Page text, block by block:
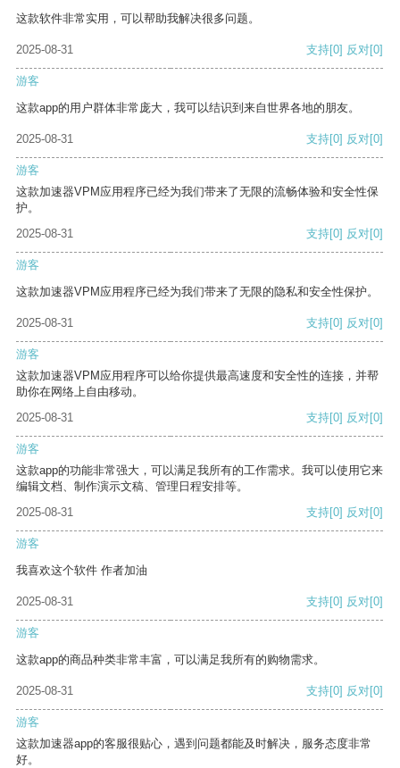
这款软件非常实用，可以帮助我解决很多问题。
2025-08-31 支持[0] 反对[0]
游客
这款app的用户群体非常庞大，我可以结识到来自世界各地的朋友。
2025-08-31 支持[0] 反对[0]
游客
这款加速器VPM应用程序已经为我们带来了无限的流畅体验和安全性保
护。
2025-08-31
支持[0] 反对[0]
游客
这款加速器VPM应用程序已经为我们带来了无限的隐私和安全性保护。
2025-08-31 支持[0] 反对[0]
游客
这款加速器VPM应用程序可以给你提供最高速度和安全性的连接，并帮
助你在网络上自由移动。
2025-08-31
支持[0] 反对[0]
游客
这款app的功能非常强大，可以满足我所有的工作需求。我可以使用它来
编辑文档、制作演示文稿、管理日程安排等。
2025-08-31
支持[0] 反对[0]
游客
我喜欢这个软件 作者加油
2025-08-31 支持[0] 反对[0]
游客
这款app的商品种类非常丰富，可以满足我所有的购物需求。
2025-08-31 支持[0] 反对[0]
游客
这款加速器app的客服很贴心，遇到问题都能及时解决，服务态度非常
好。